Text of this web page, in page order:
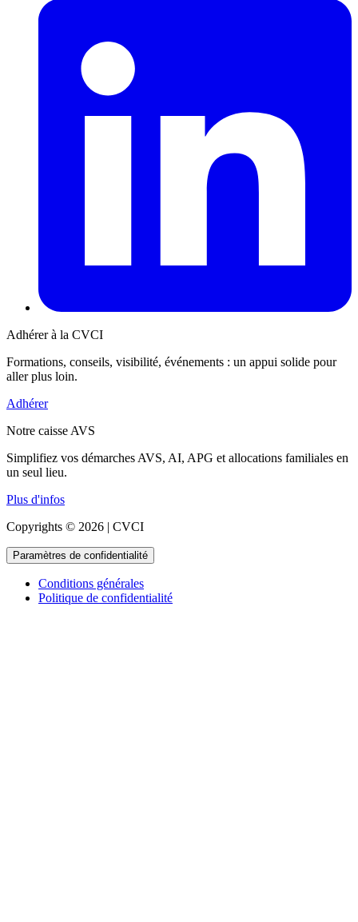
Adhérer à la CVCI
Formations, conseils, visibilité, événements : un appui solide pour
aller plus loin.
Adhérer
Notre caisse AVS
Simplifiez vos démarches AVS, AI, APG et allocations familiales en
un seul lieu.
Plus d'infos
Copyrights © 2026 | CVCI
Paramètres de confidentialité
Conditions générales
Politique de confidentialité